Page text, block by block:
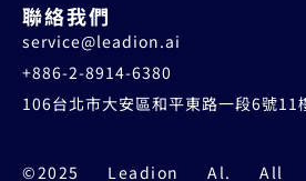
聯絡我們
service@leadion.ai
+886-2-8914-6380
106台北市大安區和平東路一段6號11
©2025 Leadion Al. All